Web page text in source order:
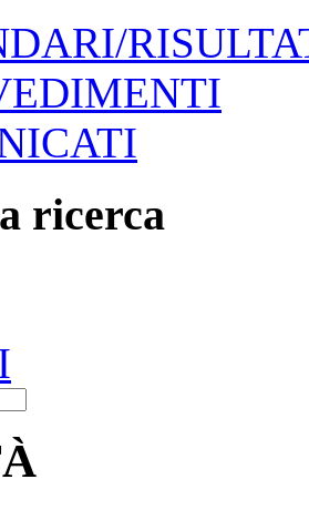
ricerca